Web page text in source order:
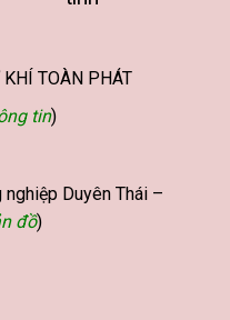
KHÍ TOÀN PHÁT
tin)
Duyên Thái –
đồ)